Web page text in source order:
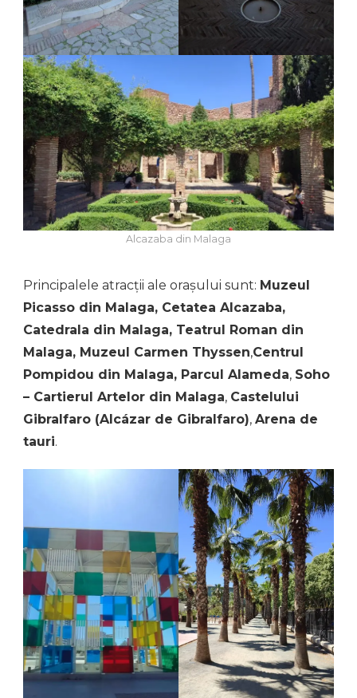
Alcazaba din Malaga
Principalele atracții ale orașului sunt: Muzeul
Picasso din Malaga, Cetatea Alcazaba,
Catedrala din Malaga, Teatrul Roman din
Malaga, Muzeul Carmen Thyssen,Centrul
Pompidou din Malaga, Parcul Alameda, Soho
– Cartierul Artelor din Malaga, Castelului
Gibralfaro (Alcázar de Gibralfaro), Arena de
tauri.